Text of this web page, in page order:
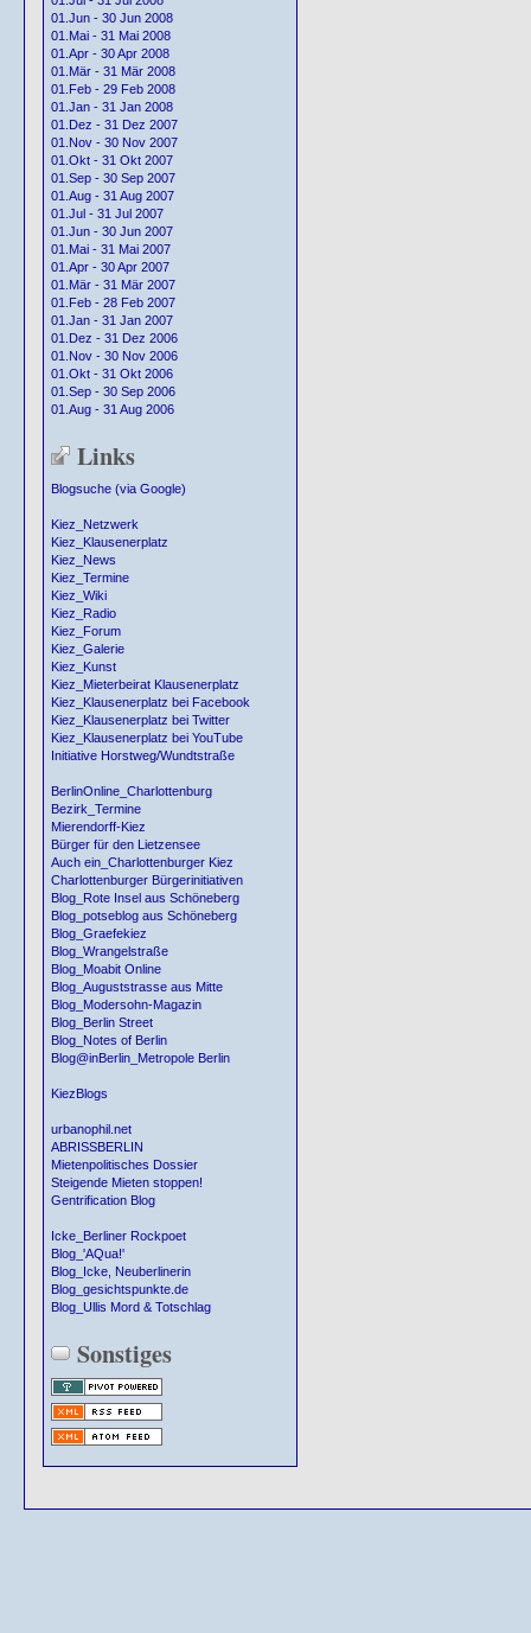
01.Jun - 30 Jun 2008
01.Mai - 31 Mai 2008
01.Apr - 30 Apr 2008
01.Mär - 31 Mär 2008
01.Feb - 29 Feb 2008
01.Jan - 31 Jan 2008
01.Dez - 31 Dez 2007
01.Nov - 30 Nov 2007
01.Okt - 31 Okt 2007
01.Sep - 30 Sep 2007
01.Aug - 31 Aug 2007
01.Jul - 31 Jul 2007
01.Jun - 30 Jun 2007
01.Mai - 31 Mai 2007
01.Apr - 30 Apr 2007
01.Mär - 31 Mär 2007
01.Feb - 28 Feb 2007
01.Jan - 31 Jan 2007
01.Dez - 31 Dez 2006
01.Nov - 30 Nov 2006
01.Okt - 31 Okt 2006
01.Sep - 30 Sep 2006
01.Aug - 31 Aug 2006
Links
Blogsuche (via Google)
Kiez_Netzwerk
Kiez_Klausenerplatz
Kiez_News
Kiez_Termine
Kiez_Wiki
Kiez_Radio
Kiez_Forum
Kiez_Galerie
Kiez_Kunst
Kiez_Mieterbeirat Klausenerplatz
Kiez_Klausenerplatz bei Facebook
Kiez_Klausenerplatz bei Twitter
Kiez_Klausenerplatz bei YouTube
Initiative Horstweg/Wundtstraße
BerlinOnline_Charlottenburg
Bezirk_Termine
Mierendorff-Kiez
Bürger für den Lietzensee
Auch ein_Charlottenburger Kiez
Charlottenburger Bürgerinitiativen
Blog_Rote Insel aus Schöneberg
Blog_potseblog aus Schöneberg
Blog_Graefekiez
Blog_Wrangelstraße
Blog_Moabit Online
Blog_Auguststrasse aus Mitte
Blog_Modersohn-Magazin
Blog_Berlin Street
Blog_Notes of Berlin
Blog@inBerlin_Metropole Berlin
KiezBlogs
urbanophil.net
ABRISSBERLIN
Mietenpolitisches Dossier
Steigende Mieten stoppen!
Gentrification Blog
Icke_Berliner Rockpoet
Blog_'AQua!'
Blog_Icke, Neuberlinerin
Blog_gesichtspunkte.de
Blog_Ullis Mord & Totschlag
Sonstiges